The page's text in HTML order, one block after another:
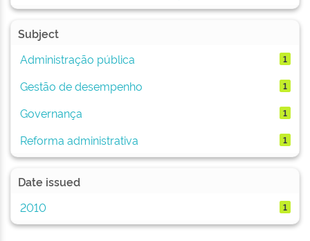
Subject
Administração pública
1
Gestão de desempenho 1
Governança 1
Reforma administrativa 1
Date issued
2010
1